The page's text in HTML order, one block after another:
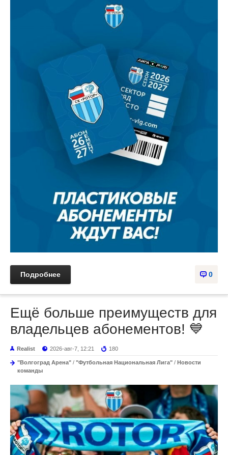
0
Подробнее
Ещё больше преимуществ для
владельцев абонементов! 💙
Realist 2026-авг-7, 12:21 180
"Волгоград Арена" / "Футбольная Национальная Лига" / Новости
команды